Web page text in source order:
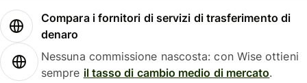
Compara i fornitori di servizi di trasferimento di
denaro
Nessuna commissione nascosta: con Wise ottieni
sempre il tasso di cambio medio di mercato.